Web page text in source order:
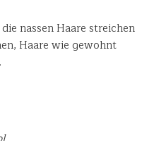
nassen Haare streichen
Haare wie gewohnt